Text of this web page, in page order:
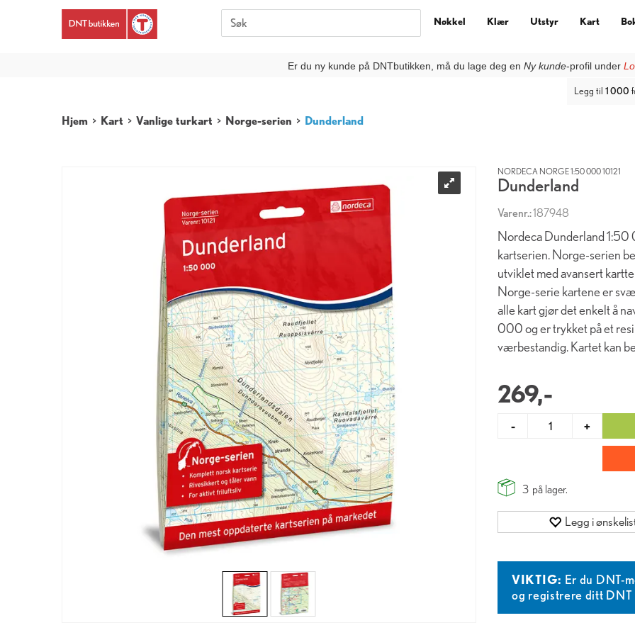
Er du ny kunde på DNTbutikken, må du lage deg en Ny kunde-profil under
Nøkkel Klær Utstyr Kart
Legg til 1 000
Hjem > Kart > Vanlige turkart > Norge-serien > Dunderland
NORDECA NORGE 1:50 000 10121
Dunderland
Varenr.:187948
Nordeca Dunderland 1:50
kartserien. Norge-serien
utviklet med avansert
Norge-serie kartene er
alle kart gjør det enkelt å
000 og er trykket på et
værbestandig. Kartet kan
269,-
- +
3 på lager.
Legg i
VIKTIG: Er du DNT-
og registrere ditt DNT